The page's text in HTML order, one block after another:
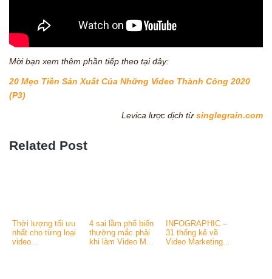
Mời bạn xem thêm phần tiếp theo tại đây:
20 Mẹo Tiền Sản Xuất Của Những Video Thành Công 2020
(P3)
Levica lược dịch từsinglegrain.com
Related Post
Thời lượng tối ưu
nhất cho từng loại
video...
4 sai lầm phổ biến
thường mắc phải
khi làm Video M...
INFOGRAPHIC –
31 thống kê về
Video Marketing...